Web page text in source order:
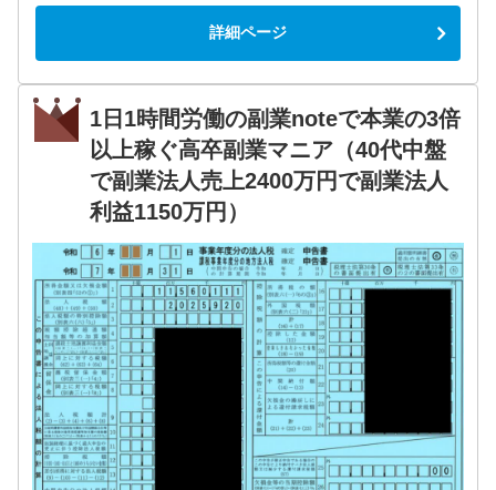
詳細ページ
1日1時間労働の副業noteで本業の3倍
以上稼ぐ高卒副業マニア（40代中盤
で副業法人売上2400万円で副業法人
利益1150万円）